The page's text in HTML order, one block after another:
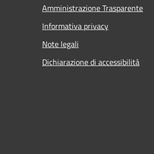
Amministrazione Trasparente
Informativa privacy
Note legali
Dichiarazione di accessibilità